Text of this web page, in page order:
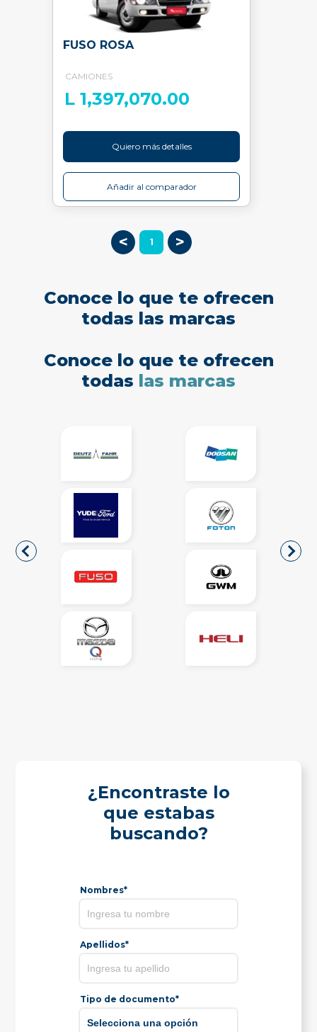
FUSO ROSA
CAMIONES
L 1,397,070.00
Quiero más detalles
Añadir al comparador
< 1 >
Conoce lo que te ofrecen
todas las marcas
Conoce lo que te ofrecen
todas las marcas
¿Encontraste lo
que estabas
buscando?
Nombres*
Apellidos*
Tipo de documento*